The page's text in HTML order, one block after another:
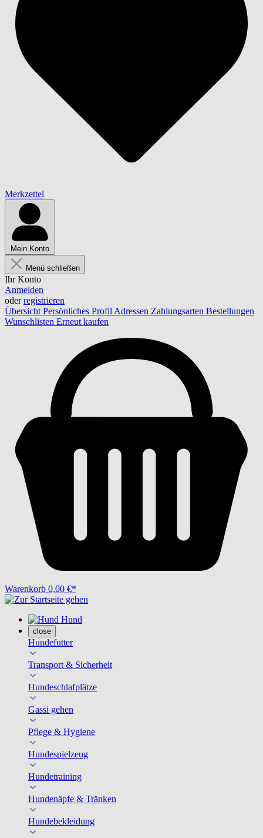
Merkzettel
Mein Konto
Menü schließen
Ihr Konto
Anmelden
oderregistrieren
Übersicht Persönliches Profil Adressen Zahlungsarten Bestellungen
Wunschlisten Erneut kaufen
Warenkorb 0,00 €*
Hund
close
Hundefutter
Transport & Sicherheit
Hundeschlafplätze
Gassi gehen
Pflege & Hygiene
Hundespielzeug
Hundetraining
Hundenäpfe & Tränken
Hundebekleidung